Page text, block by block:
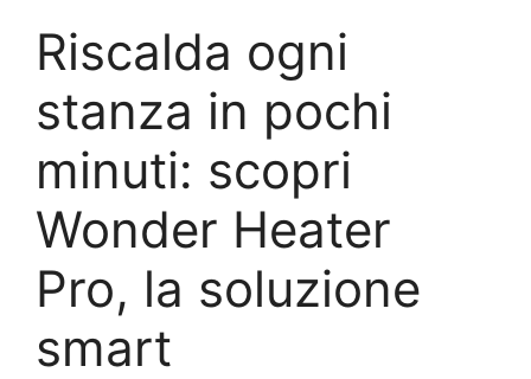
Riscalda ogni
stanza in pochi
minuti: scopri
Wonder Heater
Pro, la soluzione
smart